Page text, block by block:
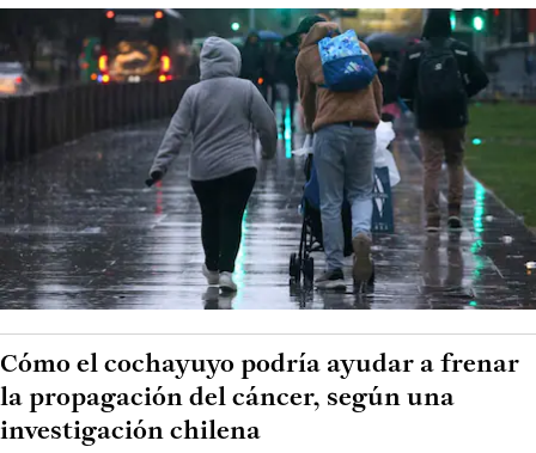
Cómo el cochayuyo podría ayudar a frenar
la propagación del cáncer, según una
investigación chilena